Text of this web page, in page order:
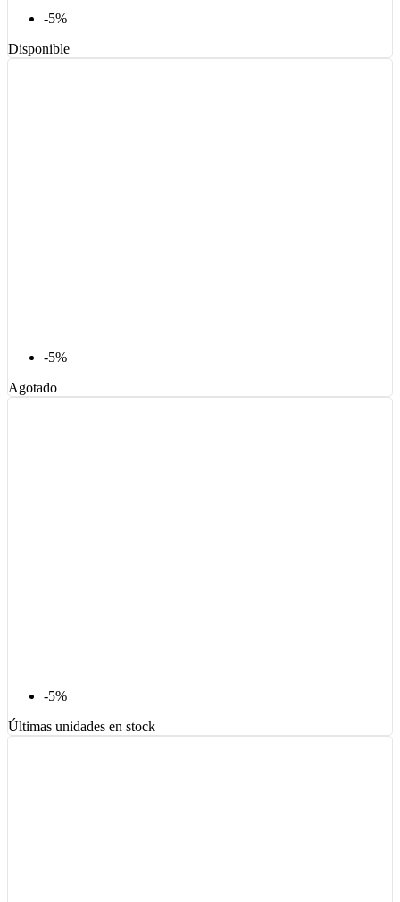
-5%
Disponible
-5%
Agotado
-5%
Últimas unidades en stock